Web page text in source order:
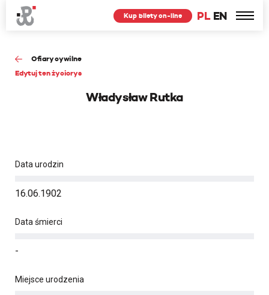
PL EN
Kup bilety on-line
Ofiary cywilne
Edytuj ten życiorys
Władysław Rutka
Data urodzin
16.06.1902
Data śmierci
-
Miejsce urodzenia